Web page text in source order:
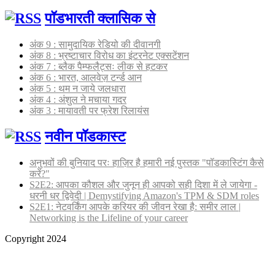
पॉडभारती क्लासिक से
अंक 9 : सामुदायिक रेडियो की दीवानगी
अंक 8 : भ्रष्टाचार विरोध का इंटरनेट एक्सटेंशन
अंक 7 : ब्लैक पैम्फलैट्सः लीक से हटकर
अंक 6 : भारत, आलवेज़ टर्न्ड आन
अंक 5 : थम न जाये जलधारा
अंक 4 : अंशुल ने मचाया गदर
अंक 3 : मायावती पर फ्रेश रिलायंस
नवीन पॉडकास्ट
अनुभवों की बुनियाद परः हाज़िर है हमारी नई पुस्तक "पॉडकास्टिंग कैसे
करें?"
S2E2: आपका कौशल और जुनून ही आपको सही दिशा में ले जायेगा -
धरनी धर द्विवेदी | Demystifying Amazon's TPM & SDM roles
S2E1: नेटवर्किंग आपके करियर की जीवन रेखा है: समीर लाल |
Networking is the Lifeline of your career
Copyright 2024